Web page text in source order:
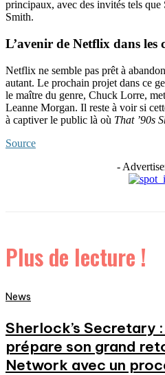
principaux, avec des invités tels
Smith.
L’avenir de Netflix dans les
Netflix ne semble pas prêt à
autant. Le prochain projet dans ce
le maître du genre, Chuck Lorre,
Leanne Morgan. Il reste à voir si
à captiver le public là où That ’90s
Source
-
Plus de lecture !
News
Sherlock’s Secretary
prépare son grand
Network avec un